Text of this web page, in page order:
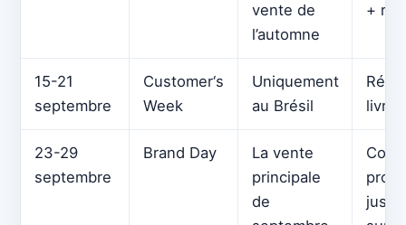
vente de
l’automne
+
15-21
septembre
Customer‘s
Week
Uniquement
au Brésil
23-29
septembre
Brand Day
La vente
principale
de